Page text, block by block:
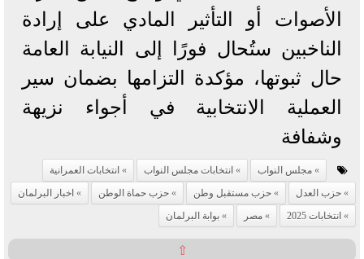
الأصوات أو التأثير المادي على إرادة
الناخبين ستُحال فورًا إلى النيابة العامة
حال ثبوتها، مؤكدة التزامها بضمان سير
العملية الانتخابية في أجواء نزيهة
وشفافة
مجلس النواب انتخابات مجلس النواب
انتخابات العمرانية
حزب العدل
حزب مستقبل وطن حزب حماة الوطن
اخبار البرلمان
انتخابات 2025
مصر بوابة البرلمان
⇧